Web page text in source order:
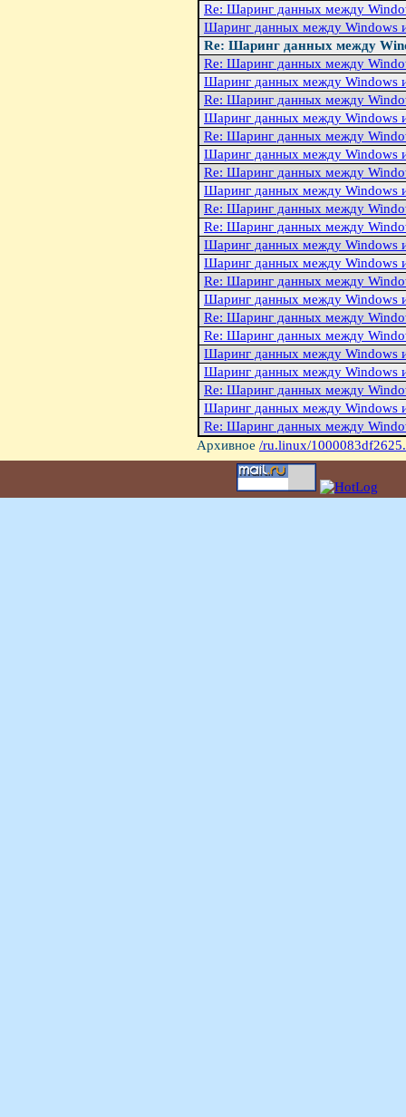
Re: Шаринг данных между
Шаринг данных между Windows
Re: Шаринг данных между
Re: Шаринг данных между
Шаринг данных между Windows
Re: Шаринг данных между
Шаринг данных между Windows
Re: Шаринг данных между
Шаринг данных между Windows
Re: Шаринг данных между
Шаринг данных между Windows
Re: Шаринг данных между
Re: Шаринг данных между
Шаринг данных между Windows
Шаринг данных между Windows
Re: Шаpинг данных между
Шаpинг данных между Windows
Re: Шаринг данных между
Re: Шаринг данных между
Шаринг данных между Windows
Шаринг данных между Windows
Re: Шаринг данных между
Шаринг данных между Windows
Re: Шаринг данных между
Архивное /ru.linux/